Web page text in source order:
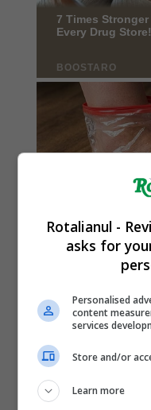
Rotalianul -
asks for
Personalised
content
services
Store and/or
Learn more